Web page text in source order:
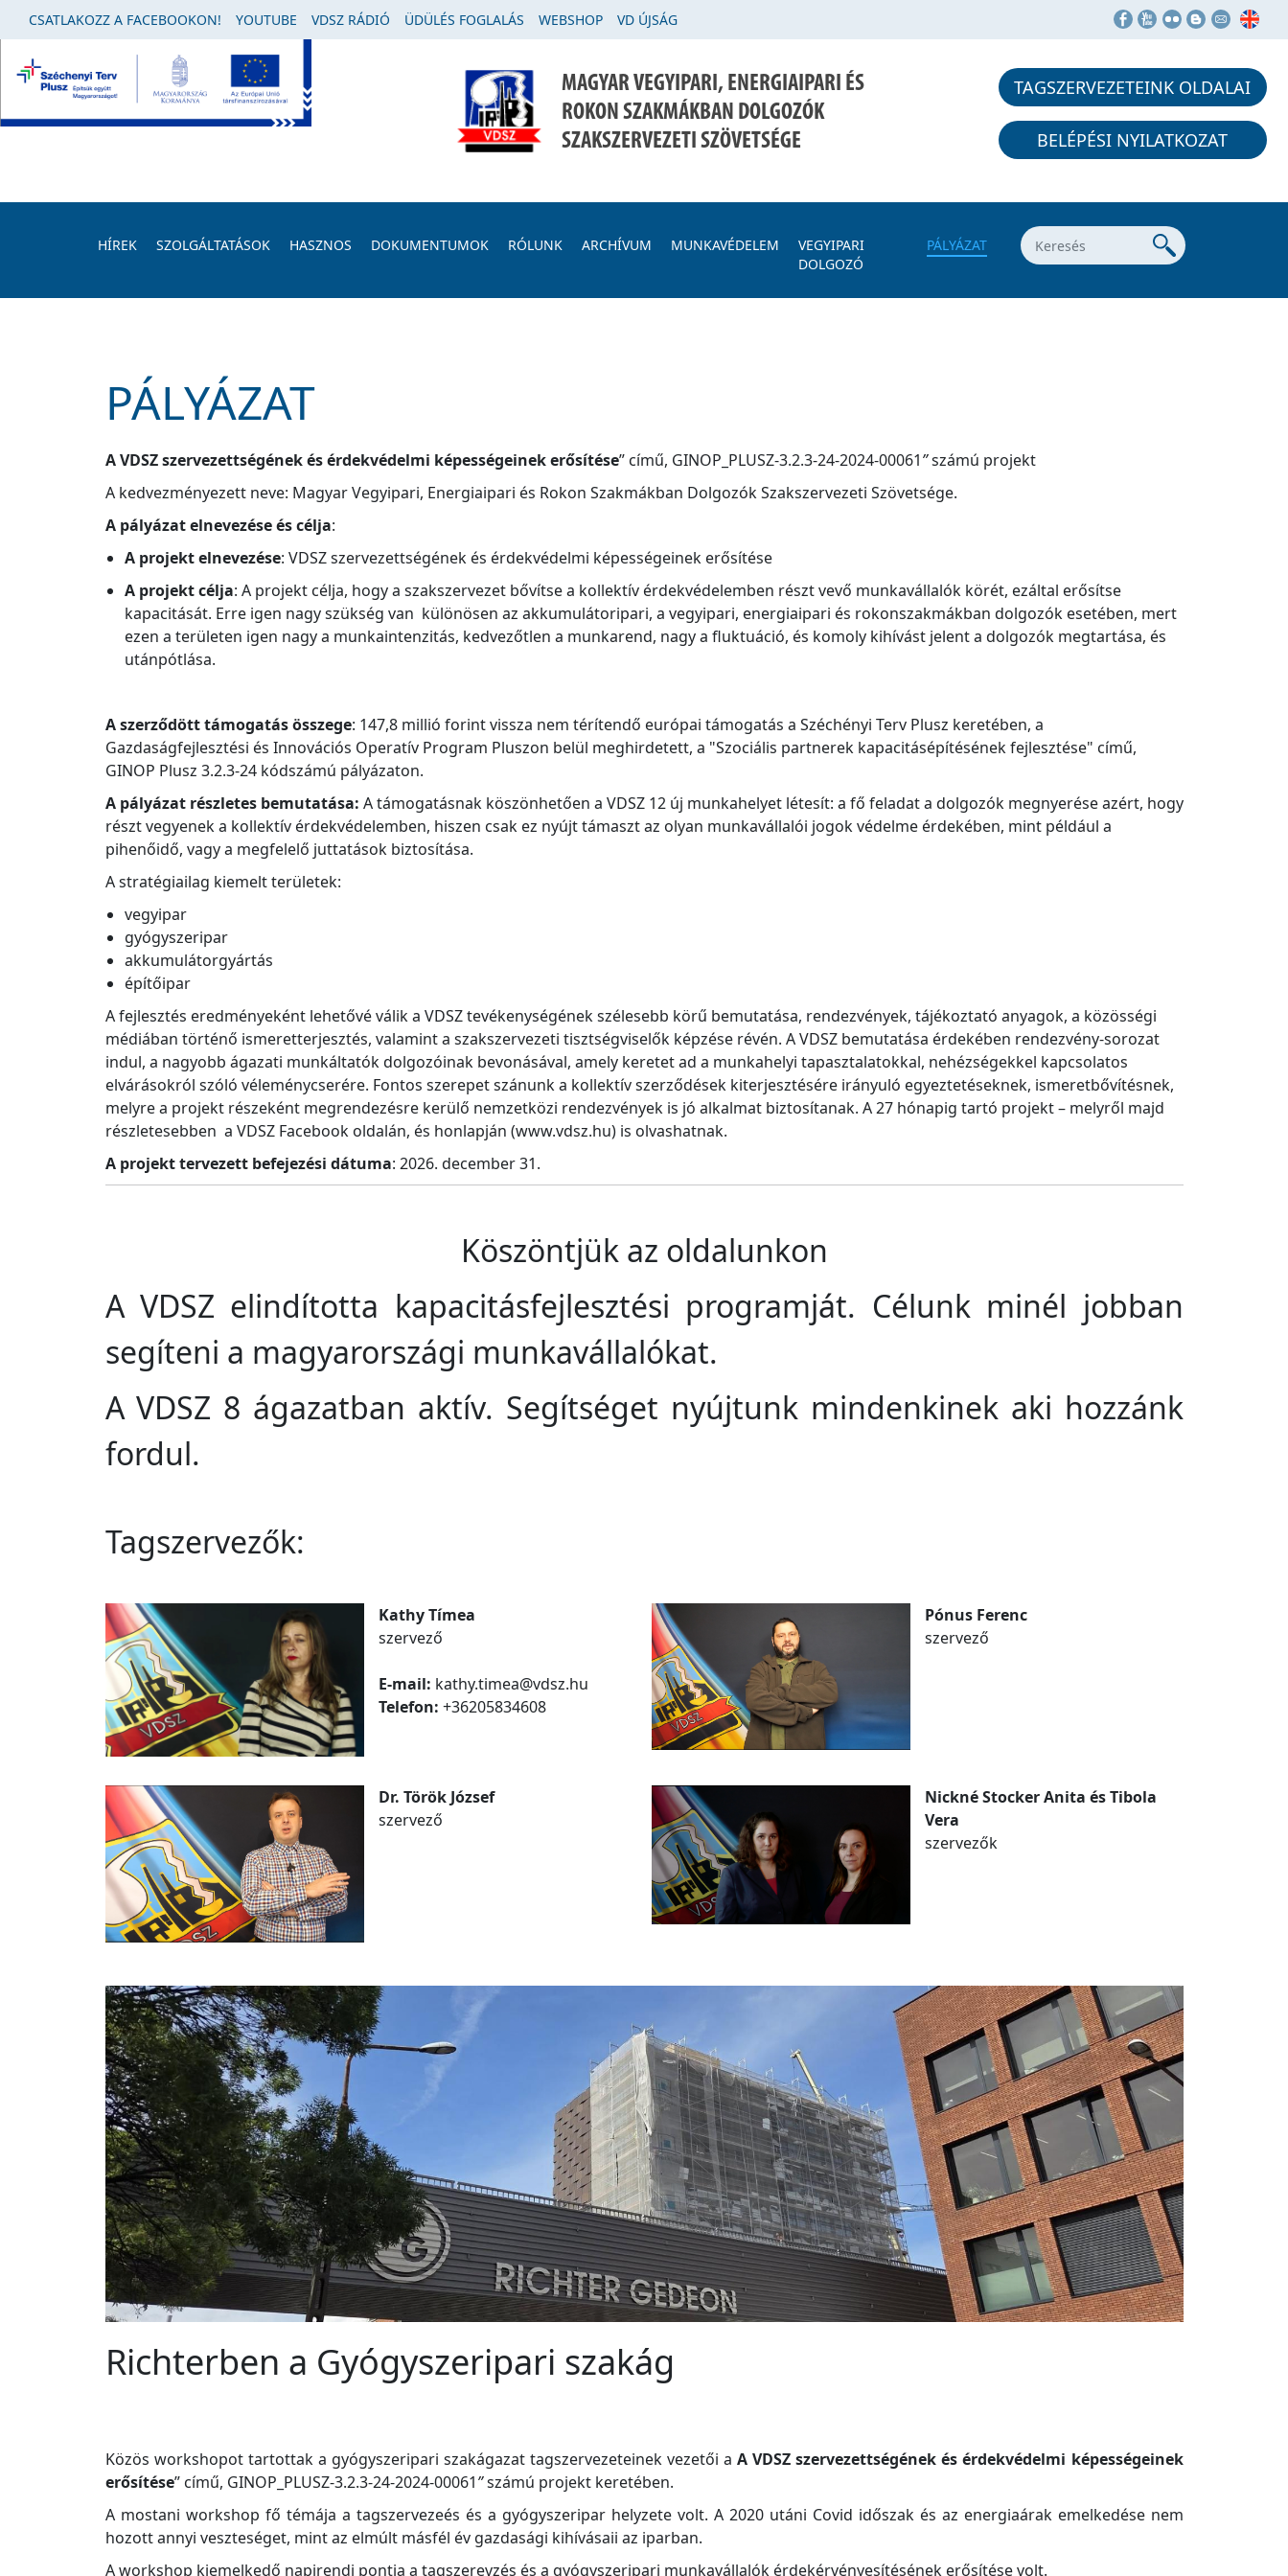
CSATLAKOZZ A FACEBOOKON! YOUTUBE VDSZ RÁDIÓ ÜDÜLÉS FOGLALÁS WEBSHOP VD ÚJSÁG
MAGYAR VEGYIPARI, ENERGIAIPARI ÉS
ROKON SZAKMÁKBAN DOLGOZÓK
SZAKSZERVEZETI SZÖVETSÉGE
TAGSZERVEZETEINK OLDALAI
BELÉPÉSI NYILATKOZAT
HÍREK SZOLGÁLTATÁSOK HASZNOS DOKUMENTUMOK RÓLUNK ARCHÍVUM MUNKAVÉDELEM
VEGYIPARI
DOLGOZÓ
PÁLYÁZAT
PÁLYÁZAT
A VDSZ szervezettségének és érdekvédelmi képességeinek erősítése” című, GINOP_PLUSZ-3.2.3-24-2024-00061”számú projekt
A kedvezményezett neve: Magyar Vegyipari, Energiaipari és Rokon Szakmákban Dolgozók Szakszervezeti Szövetsége.
A pályázat elnevezése és célja:
A projekt elnevezése: VDSZ szervezettségének és érdekvédelmi képességeinek erősítése
A projekt célja: A projekt célja, hogy a szakszervezet bővítse a kollektív érdekvédelemben részt vevő munkavállalók körét, ezáltal erősítse
kapacitását. Erre igen nagy szükség van különösen az akkumulátoripari, a vegyipari, energiaipari és rokonszakmákban dolgozók esetében, mert
ezen a területen igen nagy a munkaintenzitás, kedvezőtlen a munkarend, nagy a fluktuáció, és komoly kihívást jelent a dolgozók megtartása, és
utánpótlása.
A szerződött támogatás összege: 147,8 millió forint vissza nem térítendő európai támogatás a Széchényi Terv Plusz keretében, a
Gazdaságfejlesztési és Innovációs Operatív Program Pluszon belül meghirdetett, a "Szociális partnerek kapacitásépítésének fejlesztése" című,
GINOP Plusz 3.2.3-24 kódszámú pályázaton.
A pályázat részletes bemutatása: A támogatásnak köszönhetően a VDSZ 12 új munkahelyet létesít: a fő feladat a dolgozók megnyerése azért, hogy
részt vegyenek a kollektív érdekvédelemben, hiszen csak ez nyújt támaszt az olyan munkavállalói jogok védelme érdekében, mint például a
pihenőidő, vagy a megfelelő juttatások biztosítása.
A stratégiailag kiemelt területek:
vegyipar
gyógyszeripar
akkumulátorgyártás
építőipar
A fejlesztés eredményeként lehetővé válik a VDSZ tevékenységének szélesebb körű bemutatása, rendezvények, tájékoztató anyagok, a közösségi
médiában történő ismeretterjesztés, valamint a szakszervezeti tisztségviselők képzése révén. A VDSZ bemutatása érdekében rendezvény-sorozat
indul, a nagyobb ágazati munkáltatók dolgozóinak bevonásával, amely keretet ad a munkahelyi tapasztalatokkal, nehézségekkel kapcsolatos
elvárásokról szóló véleménycserére. Fontos szerepet szánunk a kollektív szerződések kiterjesztésére irányuló egyeztetéseknek, ismeretbővítésnek,
melyre a projekt részeként megrendezésre kerülő nemzetközi rendezvények is jó alkalmat biztosítanak. A 27 hónapig tartó projekt – melyről majd
részletesebben a VDSZ Facebook oldalán, és honlapján (www.vdsz.hu) is olvashatnak.
A projekt tervezett befejezési dátuma: 2026. december 31.
Köszöntjük az oldalunkon
A VDSZ elindította kapacitásfejlesztési programját. Célunk minél jobban
segíteni a magyarországi munkavállalókat.
A VDSZ 8 ágazatban aktív. Segítséget nyújtunk mindenkinek aki hozzánk
fordul.
Tagszervezők:
Kathy Tímea
szervező
E-mail: kathy.timea@vdsz.hu
Telefon: +36205834608
Pónus Ferenc
szervező
Dr. Török József
szervező
Nickné Stocker Anita és Tibola
Vera
szervezők
Richterben a Gyógyszeripari szakág
Közös workshopot tartottak a gyógyszeripari szakágazat tagszervezeteinek vezetői aA VDSZ szervezettségének és érdekvédelmi képességeinek
erősítése” című, GINOP_PLUSZ-3.2.3-24-2024-00061”számú projekt keretében.
A mostani workshop fő témája a tagszervezeés és a gyógyszeripar helyzete volt. A 2020 utáni Covid időszak és az energiaárak emelkedése nem
hozott annyi veszteséget, mint az elmúlt másfél év gazdasági kihívásaii az iparban.
A workshop kiemelkedő napirendi pontja a tagszerevzés és a gyógyszeripari munkavállalók érdekérvényesítésének erősítése volt.